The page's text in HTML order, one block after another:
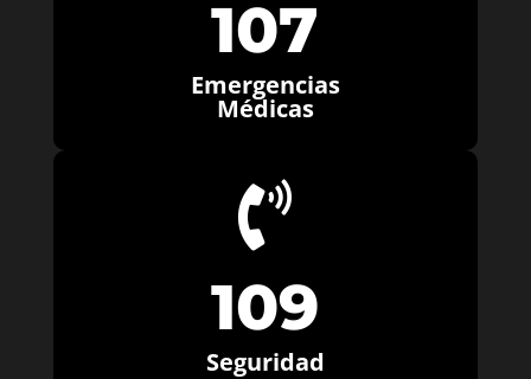
107
Emergencias
Médicas

109
Seguridad